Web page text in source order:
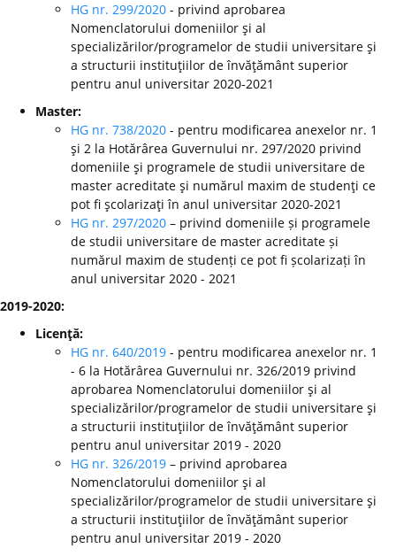
HG nr. 299/2020 - privind aprobarea
Nomenclatorului domeniilor şi al
specializărilor/programelor de studii universitare şi
a structurii instituţiilor de învăţământ superior
pentru anul universitar 2020-2021
Master:
HG nr. 738/2020 - pentru modificarea anexelor nr. 1
şi 2 la Hotărârea Guvernului nr. 297/2020 privind
domeniile şi programele de studii universitare de
master acreditate şi numărul maxim de studenţi ce
pot fi şcolarizaţi în anul universitar 2020-2021
HG nr. 297/2020 – privind domeniile și programele
de studii universitare de master acreditate și
numărul maxim de studenți ce pot fi școlarizați în
anul universitar 2020 - 2021
2019-2020:
Licenţă:
HG nr. 640/2019 - pentru modificarea anexelor nr. 1
- 6 la Hotărârea Guvernului nr. 326/2019 privind
aprobarea Nomenclatorului domeniilor şi al
specializărilor/programelor de studii universitare şi
a structurii instituţiilor de învăţământ superior
pentru anul universitar 2019 - 2020
HG nr. 326/2019 – privind aprobarea
Nomenclatorului domeniilor şi al
specializărilor/programelor de studii universitare şi
a structurii instituţiilor de învăţământ superior
pentru anul universitar 2019 - 2020